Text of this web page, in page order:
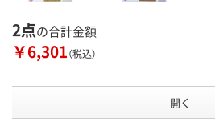
2点の合計金額
￥6,301（税込）
開く